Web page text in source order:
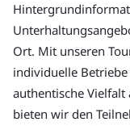
Ort. Mit unseren
individuelle
authentische Vielfalt
bieten wir den